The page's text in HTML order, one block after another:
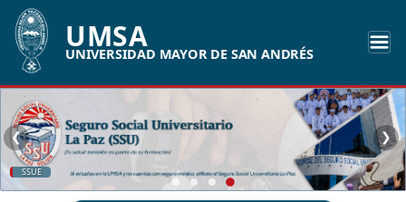
UMSA
UNIVERSIDAD MAYOR DE SAN ANDRÉS
SSUE
❮ ❯